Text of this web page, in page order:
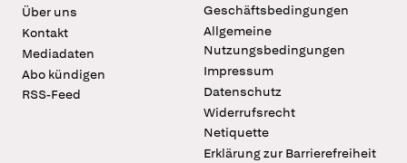
Über uns
Kontakt
Mediadaten
Abo kündigen
RSS-Feed
Geschäftsbedingungen
Allgemeine
Nutzungsbedingungen
Impressum
Datenschutz
Widerrufsrecht
Netiquette
Erklärung zur Barrierefreiheit